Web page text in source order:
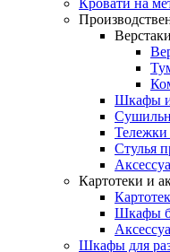
Кровати на
Шкафы
Тележки
Стулья
Картотеки и
Шкафы
Шкафы для